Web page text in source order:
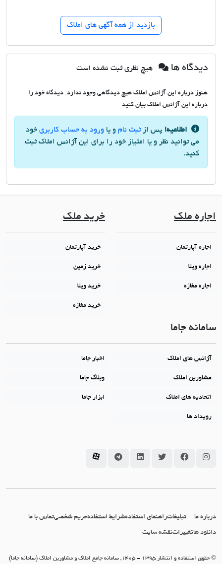
بازدید از همه آگهی های املاک
دیدگاه ها هیچ نظری ثبت نشده است
هنوز درباره این آژانس املاک هیچ دیدگاهی وجود ندارد. دیدگاه خود را
درباره این آژانس املاک بیان کنید.
اطلاعیه! پس ازثبت نام و یا ورود به حساب کاربری خود
می توانید نظر و یا امتیاز خود را برای این آژانس املاک ثبت
کنید.
اجاره ملک
اجاره آپارتمان
اجاره ویلا
اجاره مغازه
خرید ملک
خرید آپارتمان
خرید زمین
خرید ویلا
خرید مغازه
سامانه جاما
آژانس های املاک اخبار جاما
مشاورین املاک وبلاگ جاما
اتحادیه های املاک ابزار جاما
رویداد ها
سامانه جاما در اینستاگرام
سامانه جاما در فیسبوک
سامانه جاما در توئیتر
سامانه جاما در لینکداین
سامانه جاما در تلگرام
سامانه جاما در آپارات
درباره ما تبلیغاتراهنمای استفادهشرایط استفادهحریم شخصیتماس با ما
دانلود هاتغییراتنقشه سایت
© حقوق استفاده و انتشار 1395 - 1405, سامانه جامع املاک و مشاورین املاک (سامانه جاما)